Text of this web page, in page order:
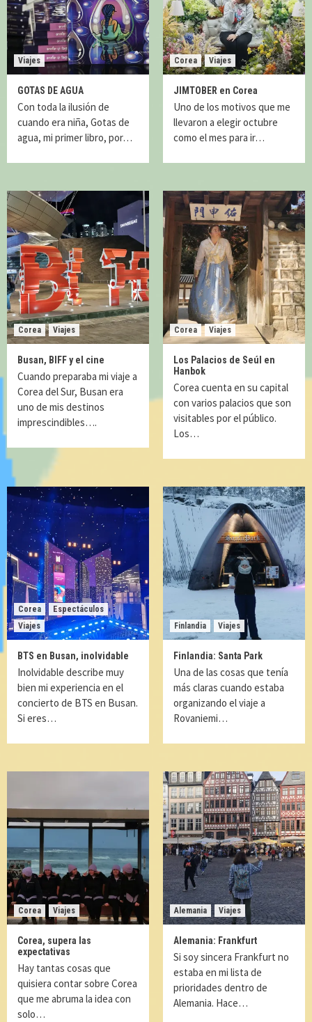
Viajes
GOTAS DE AGUA
Con toda la ilusión de
cuando era niña, Gotas de
agua, mi primer libro, por…
Corea Viajes
JIMTOBER en Corea
Uno de los motivos que me
llevaron a elegir octubre
como el mes para ir…
Corea Viajes
Busan, BIFF y el cine
Cuando preparaba mi viaje a
Corea del Sur, Busan era
uno de mis destinos
imprescindibles….
Corea Viajes
Los Palacios de Seúl en
Hanbok
Corea cuenta en su capital
con varios palacios que son
visitables por el público.
Los…
Corea
Espectáculos
Viajes
BTS en Busan, inolvidable
Inolvidable describe muy
bien mi experiencia en el
concierto de BTS en Busan.
Si eres…
Finlandia Viajes
Finlandia: Santa Park
Una de las cosas que tenía
más claras cuando estaba
organizando el viaje a
Rovaniemi…
Corea Viajes
Corea, supera las
expectativas
Hay tantas cosas que
quisiera contar sobre Corea
que me abruma la idea con
solo…
Alemania Viajes
Alemania: Frankfurt
Si soy sincera Frankfurt no
estaba en mi lista de
prioridades dentro de
Alemania. Hace…